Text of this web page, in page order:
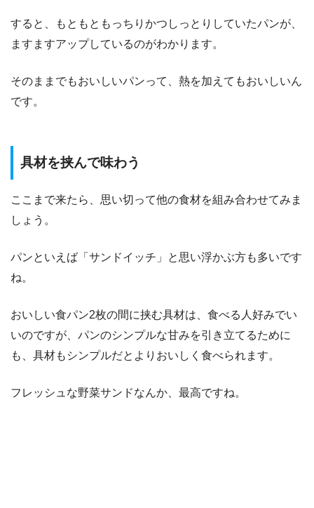
すると、もともともっちりかつしっとりしていたパンが、
ますますアップしているのがわかります。
そのままでもおいしいパンって、熱を加えてもおいしいん
です。
具材を挟んで味わう
ここまで来たら、思い切って他の食材を組み合わせてみま
しょう。
パンといえば「サンドイッチ」と思い浮かぶ方も多いです
ね。
おいしい食パン2枚の間に挟む具材は、食べる人好みでい
いのですが、パンのシンプルな甘みを引き立てるために
も、具材もシンプルだとよりおいしく食べられます。
フレッシュな野菜サンドなんか、最高ですね。